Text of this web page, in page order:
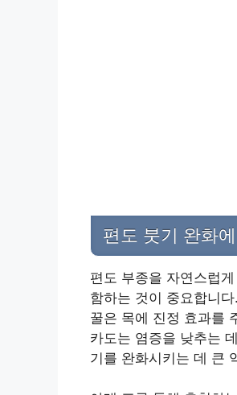
편도 붓기 완화
편도 부종을 자연스럽
함하는 것이 중요합니
꿀은 목에 진정 효과를
카도는 염증을 낮추는
기를 완화시키는 데 큰